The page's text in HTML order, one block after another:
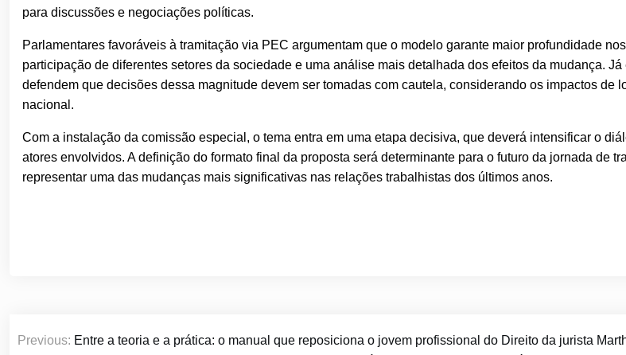
para discussões e negociações políticas.
Parlamentares favoráveis à tramitação via PEC argumentam que o modelo garante maior profundidade
participação de diferentes setores da sociedade e uma análise mais detalhada dos efeitos da mudança.
defendem que decisões dessa magnitude devem ser tomadas com cautela, considerando os impactos de
nacional.
Com a instalação da comissão especial, o tema entra em uma etapa decisiva, que deverá intensificar o
atores envolvidos. A definição do formato final da proposta será determinante para o futuro da jornada de
representar uma das mudanças mais significativas nas relações trabalhistas dos últimos anos.
Previous: Entre a teoria e a prática: o manual que reposiciona o jovem profissional do Direito da jurista